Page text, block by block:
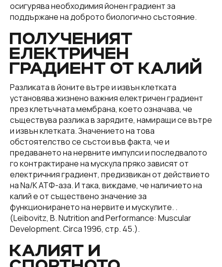
осигурява необходимия йонен градиент за
поддържане на доброто биологично състояние.
ПОЛУЧЕНИЯТ
ЕЛЕКТРИЧЕН
ГРАДИЕНТ ОТ КАЛИЙ
Разликата в йоните вътре и извън клетката
установява жизнено важния електричен градиент
през клетъчната мембрана, което означава, че
съществува разлика в зарядите, намиращи се вътре
и извън клетката. Значението на това
обстоятелство се състои във факта, че и
предаването на нервните импулси и последвалото
го контрактиране на мускула пряко зависят от
електричния градиент, предизвикан от действието
на Na/K АТФ-аза. И така, виждаме, че наличието на
калий е от съществено значение за
функционирането на нервите и мускулите. .
(Leibovitz, B. Nutrition and Performance: Muscular
Development. Circa 1996, стр. 45.).
КАЛИЯТ И